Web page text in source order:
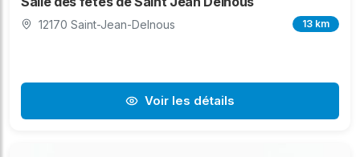
12170 Saint-Jean-Delnous 13 km
Voir les détails